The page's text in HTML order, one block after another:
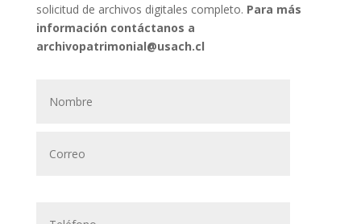
solicitud de archivos digitales completo. Para más
información contáctanos a
archivopatrimonial@usach.cl